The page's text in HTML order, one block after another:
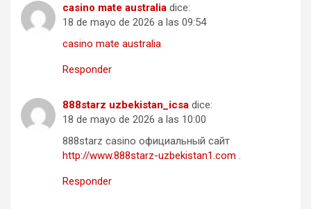
casino mate australia dice:
18 de mayo de 2026 a las 09:54
casino mate australia
Responder
888starz uzbekistan_icsa dice:
18 de mayo de 2026 a las 10:00
888starz casino официальный сайт
http://www.888starz-uzbekistan1.com
Responder